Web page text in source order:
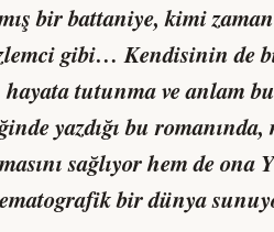
bir battaniye, kimi
gibi… Kendisinin de
tutunma ve anlam
yazdığı bu
sağlıyor hem de ona Y
bir dünya